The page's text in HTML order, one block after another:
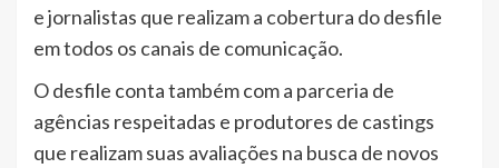
e jornalistas que realizam a cobertura do desfile
em todos os canais de comunicação.
O desfile conta também com a parceria de
agências respeitadas e produtores de castings
que realizam suas avaliações na busca de novos